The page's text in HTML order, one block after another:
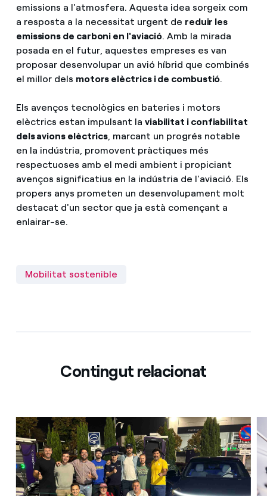
emissions a l'atmosfera. Aquesta idea sorgeix com
a resposta a la necessitat urgent de reduir les
emissions de carboni en l'aviació. Amb la mirada
posada en el futur, aquestes empreses es van
proposar desenvolupar un avió híbrid que combinés
el millor dels motors elèctrics i de combustió.
Els avenços tecnològics en bateries i motors
elèctrics estan impulsant la viabilitat i confiabilitat
dels avions elèctrics , marcant un progrés notable
en la indústria, promovent pràctiques més
respectuoses amb el medi ambient i propiciant
avenços significatius en la indústria de l'aviació. Els
propers anys prometen un desenvolupament molt
destacat d'un sector que ja està començant a
enlairar-se.
Mobilitat sostenible
Contingut relacionat